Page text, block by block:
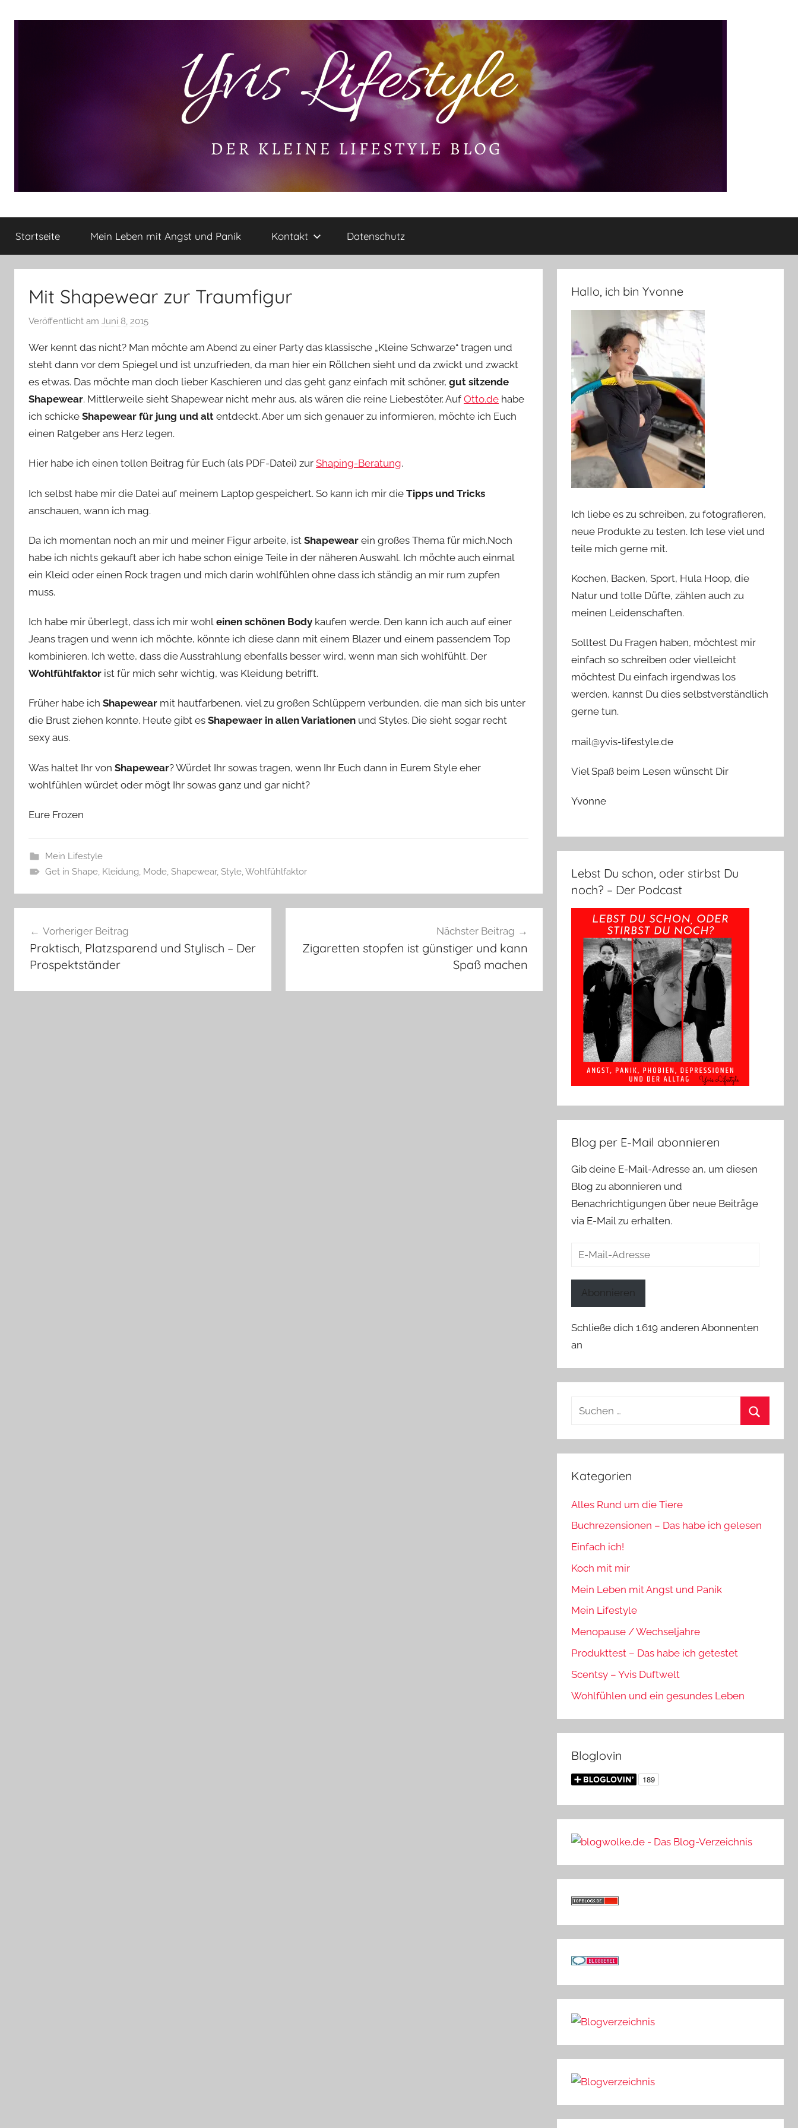
Yvis
Lifestyle
kleine
Lifestyle
Rezensionen,
vieles
mehr
Startseite Mein Leben mit Angst und Panik Kontakt Datenschutz
Mit Shapewear zur Traumfigur
Veröffentlicht am Juni 8, 2015
n
Y
v
o
n
n
Wer kennt das nicht? Man möchte am Abend zu einer Party das klassische „Kleine Schwarze“ tragen und
steht dann vor dem Spiegel und ist unzufrieden, da man hier ein Röllchen sieht und da zwickt und zwackt
es etwas. Das möchte man doch lieber Kaschieren und das geht ganz einfach mit schöner, gut sitzende
Shapewear. Mittlerweile sieht Shapewear nicht mehr aus, als wären die reine Liebestöter. Auf Otto.de habe
ich schicke Shapewear für jung und alt entdeckt. Aber um sich genauer zu informieren, möchte ich Euch
einen Ratgeber ans Herz legen.
Hier habe ich einen tollen Beitrag für Euch (als PDF-Datei) zur Shaping-Beratung.
Ich selbst habe mir die Datei auf meinem Laptop gespeichert. So kann ich mir die Tipps und Tricks
anschauen, wann ich mag.
Da ich momentan noch an mir und meiner Figur arbeite, ist Shapewear ein großes Thema für mich.Noch
habe ich nichts gekauft aber ich habe schon einige Teile in der näheren Auswahl. Ich möchte auch einmal
ein Kleid oder einen Rock tragen und mich darin wohlfühlen ohne dass ich ständig an mir rum zupfen
muss.
Ich habe mir überlegt, dass ich mir wohl einen schönen Body kaufen werde. Den kann ich auch auf einer
Jeans tragen und wenn ich möchte, könnte ich diese dann mit einem Blazer und einem passendem Top
kombinieren. Ich wette, dass die Ausstrahlung ebenfalls besser wird, wenn man sich wohlfühlt. Der
Wohlfühlfaktor ist für mich sehr wichtig, was Kleidung betrifft.
Früher habe ich Shapewear mit hautfarbenen, viel zu großen Schlüppern verbunden, die man sich bis unter
die Brust ziehen konnte. Heute gibt es Shapewaer in allen Variationen und Styles. Die sieht sogar recht
sexy aus.
Was haltet Ihr von Shapewear? Würdet Ihr sowas tragen, wenn Ihr Euch dann in Eurem Style eher
wohlfühlen würdet oder mögt Ihr sowas ganz und gar nicht?
Eure Frozen
Mein Lifestyle
Get in Shape, Kleidung, Mode, Shapewear, Style,Wohlfühlfaktor
Vorheriger Beitrag
Praktisch, Platzsparend und Stylisch – Der
Prospektständer
Nächster Beitrag
Zigaretten stopfen ist günstiger und kann
Spaß machen
Hallo, ich bin Yvonne
Ich liebe es zu schreiben, zu fotografieren,
neue Produkte zu testen. Ich lese viel und
teile mich gerne mit.
Kochen, Backen, Sport, Hula Hoop, die
Natur und tolle Düfte, zählen auch zu
meinen Leidenschaften.
Solltest Du Fragen haben, möchtest mir
einfach so schreiben oder vielleicht
möchtest Du einfach irgendwas los
werden, kannst Du dies selbstverständlich
gerne tun.
mail@yvis-lifestyle.de
Viel Spaß beim Lesen wünscht Dir
Yvonne
Lebst Du schon, oder stirbst Du
noch? – Der Podcast
Blog per E-Mail abonnieren
Gib deine E-Mail-Adresse an, um diesen
Blog zu abonnieren und
Benachrichtigungen über neue Beiträge
via E-Mail zu erhalten.
E-
Abonnieren
Schließe dich 1.619 anderen Abonnenten
an
Suchen
Kategorien
Alles Rund um die Tiere
Buchrezensionen – Das habe ich gelesen
Einfach ich!
Koch mit mir
Mein Leben mit Angst und Panik
Mein Lifestyle
Menopause / Wechseljahre
Produkttest – Das habe ich getestet
Scentsy – Yvis Duftwelt
Wohlfühlen und ein gesundes Leben
Bloglovin